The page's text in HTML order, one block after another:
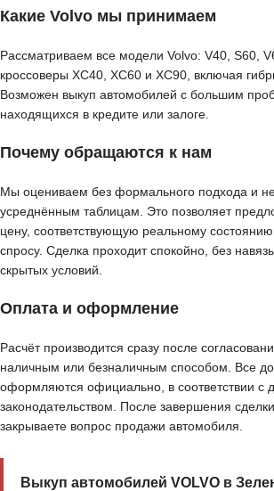
Какие Volvo мы принимаем
Рассматриваем все модели Volvo: V40, S60,
кроссоверы XC40, XC60 и XC90, включая
Возможен выкуп автомобилей с большим
находящихся в кредите или залоге.
Почему обращаются к нам
Мы оцениваем без формального подхода и
усреднённым таблицам. Это позволяет
цену, соответствующую реальному
спросу. Сделка проходит спокойно, без
скрытых условий.
Оплата и оформление
Расчёт производится сразу после
наличным или безналичным способом. Все
оформляются официально, в соответствии с
законодательством. После завершения
закрываете вопрос продажи автомобиля.
Выкуп автомобилей VOLVO в